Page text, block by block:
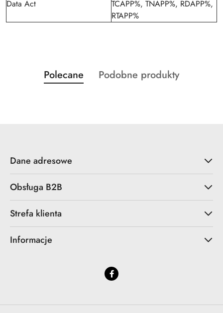
Data Act
TCAPP%, TNAPP%, RDAPP%,
RTAPP%
Pomiń karuzelę produktów
Produkty
o
Polecane
Produkty
Podobne produkty
Dane adresowe
Obsługa B2B
Strefa klienta
Informacje